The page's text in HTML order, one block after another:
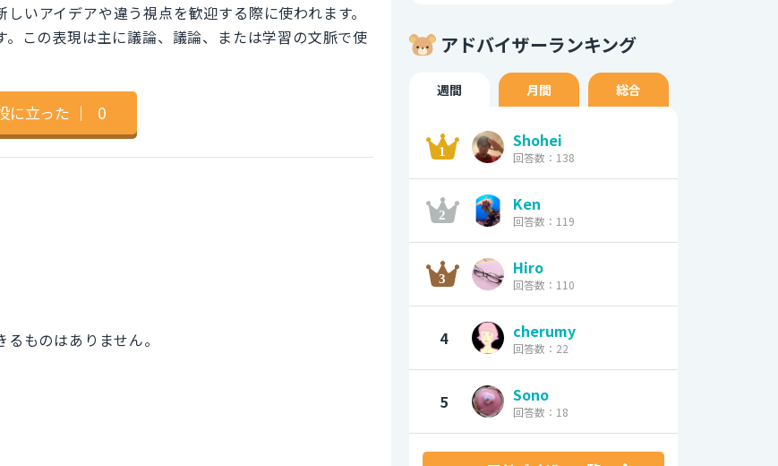
アイデアや違う視点を歓迎する際に使われます。
この表現は主に議論、議論、または学習の文脈で使
に立った ｜ 0
ものはありません。
アドバイザーランキング
週間 月間 総合
Shohei
回答数：138
Ken
回答数：119
Hiro
回答数：110
4 cherumy
回答数：22
5 Sono
回答数：18